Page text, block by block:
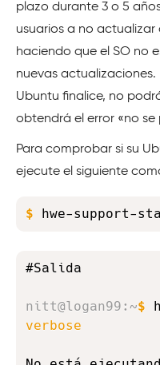
plazo durante 3 o 5
usuarios a no
haciendo que el SO no
nuevas actualizaciones.
Ubuntu finalice, no
obtendrá el error «no
Para comprobar si su
ejecute el siguiente
$ hwe-support-
#Salida
nitt@logan99 : ~$
verbose